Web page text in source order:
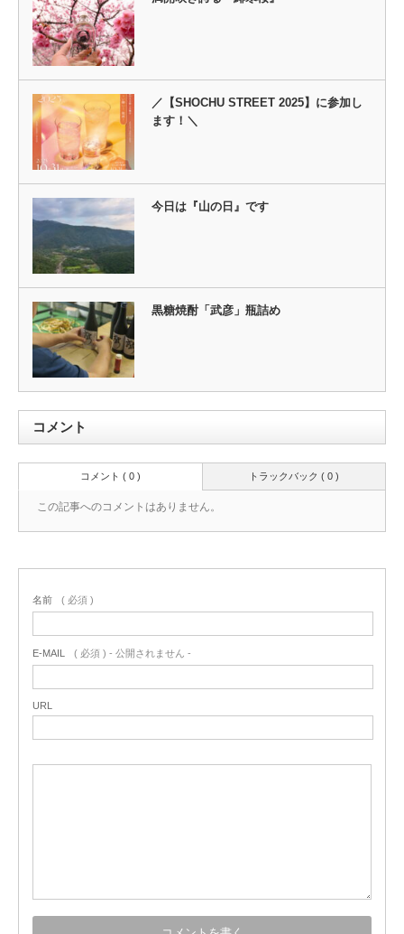
／【SHOCHU STREET 2025】に参加し
ます！＼
今日は『山の日』です
黒糖焼酎「武彦」瓶詰め
コメント
トラックバック ( 0 )
コメント ( 0 )
この記事へのコメントはありません。
名前 ( 必須 )
E-MAIL ( 必須 ) - 公開されません -
URL